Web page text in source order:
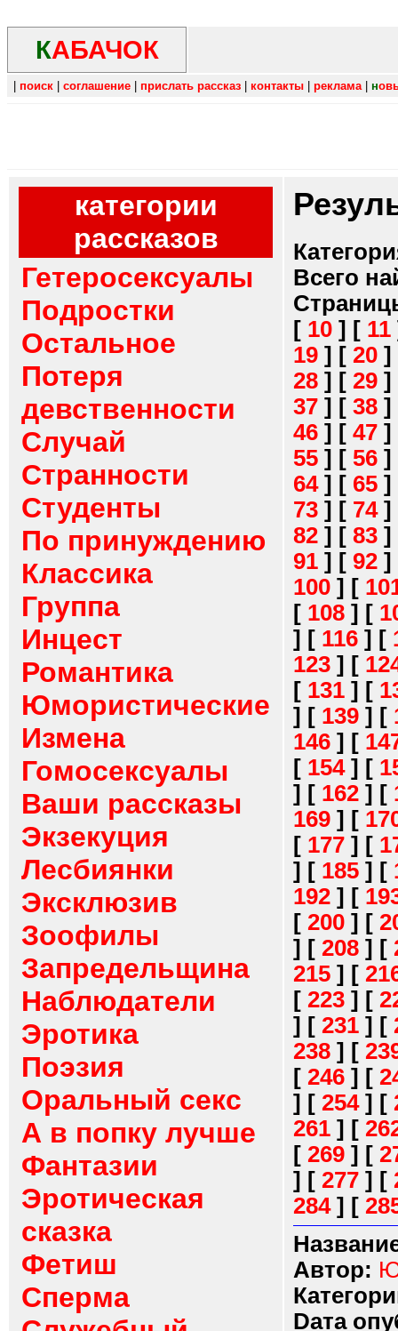
КАБАЧОК
поиск соглашение прислать рассказ контакты реклама| н
категории
рассказов
Гетеросексуалы
Подростки
Остальное
Потеря
девственности
Случай
Странности
Студенты
По принуждению
Классика
Группа
Инцест
Романтика
Юмористические
Измена
Гомосексуалы
Ваши рассказы
Экзекуция
Лесбиянки
Эксклюзив
Зоофилы
Запредельщина
Наблюдатели
Эротика
Поэзия
Оральный секс
А в попку лучше
Фантазии
Эротическая
сказка
Фетиш
Сперма
Всего
[ 10 ] [ 11
19 ] [ 20 ]
28 ] [ 29 ]
37 ] [ 38 ]
46 ] [ 47 ]
55 ] [ 56 ]
64] [ 65 ]
73 ] [ 74]
82 ] [ 83 ]
91 ] [ 92 ]
100 ] [
[ 108 ] [
] [ 116 ] [
123 ] [
[ 131 ] [
] [ 139 ] [
146 ] [
[ 154] [
] [ 162 ] [
169 ] [
[ 177 ] [
] [ 185 ] [
192 ] [
[ 200 ] [
] [ 208 ] [
215 ] [
[ 223 ] [
] [ 231 ] [
238 ] [
[ 246 ] [
] [ 254] [
261 ] [
[ 269 ] [
] [ 277 ] [
284] [
Автор:
Dата